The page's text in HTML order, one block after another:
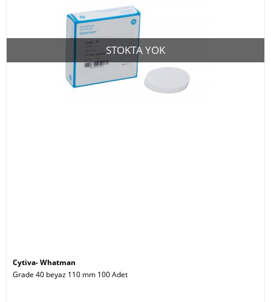
STOKTA YOK
Cytiva- Whatman
Grade 40 beyaz 110 mm 100 Adet